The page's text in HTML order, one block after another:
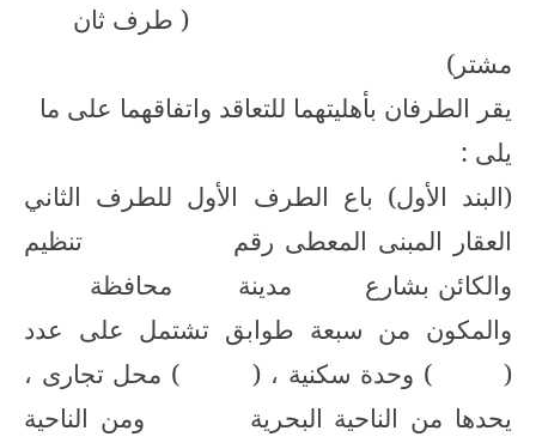
( طرف ثان
مشتر)
يقر الطرفان بأهليتهما للتعاقد واتفاقهما على ما
يلى :
(البند الأول) باع الطرف الأول للطرف الثاني
العقار المبنى المعطى رقم
تنظيم
والكائن بشارع
مدينة
محافظة
والمكون من سبعة طوابق تشتمل على عدد
(
) وحدة سكنية ، (
) محل تجارى ،
يحدها من الناحية البحرية
ومن الناحية